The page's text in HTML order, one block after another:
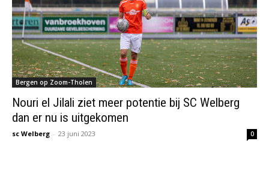
Bergen op Zoom-Tholen
Nouri el Jilali ziet meer potentie bij SC Welberg
dan er nu is uitgekomen
sc Welberg - 23 juni 2023 0